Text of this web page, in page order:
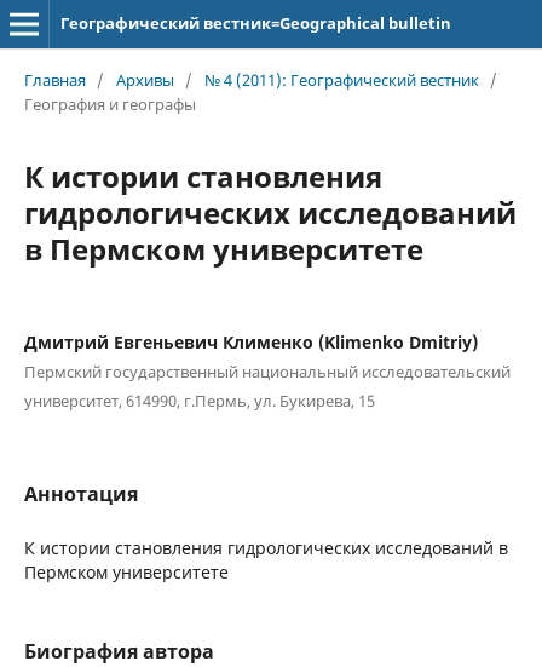
Географический вестник=Geographical bulletin
Главная / Архивы / № 4 (2011): Географический вестник /
География и географы
К истории становления
гидрологических исследований
в Пермском университете
Дмитрий Евгеньевич Клименко (Klimenko Dmitriy)
Пермский государственный национальный исследовательский
университет, 614990, г.Пермь, ул. Букирева, 15
Аннотация
К истории становления гидрологических исследований в
Пермском университете
Биография автора